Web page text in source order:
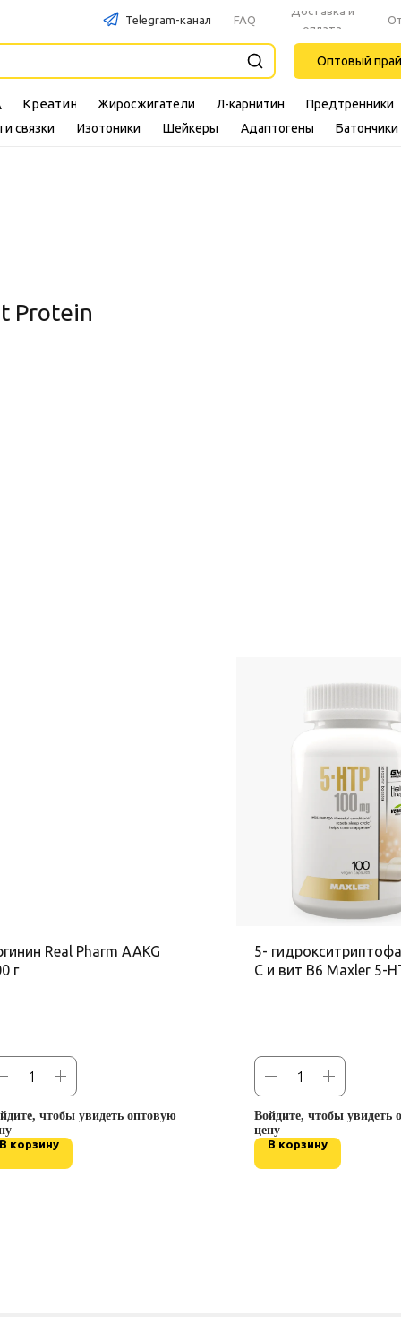
Доставка и
оплата
Креатин
Изотоники
Жиросжигатели
связки
Предтренники
Шейкеры
Адаптогены
Л-карнитин
Батончики
Оптовый
FAQ
Telegram-канал
Protein
Real Pharm AAKG
г
чтобы увидеть оптовую
В корзину
5-
С и вит В6 Maxler 5-
Войдите, чтобы увидеть
цену
В корзину